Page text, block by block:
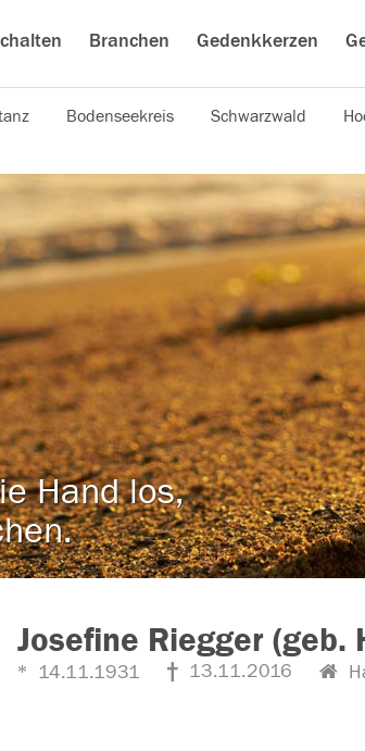
Branchen Gedenkkerzen
Bodenseekreis Schwarzwald
Hand los,
Josefine Riegger (geb.
14.11.1931 13.11.2016